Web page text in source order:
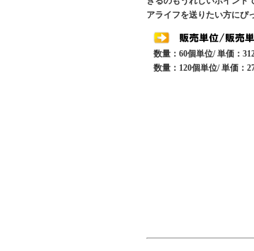
アライフを送りたい方にぴ
数量：60個単位/ 単価：
数量：120個単位/ 単価：